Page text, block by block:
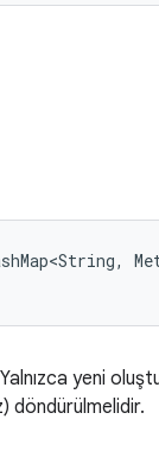
yeni
döndürülmelidir.